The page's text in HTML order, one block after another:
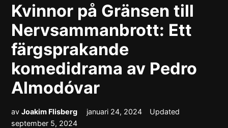
Kvinnor på Gränsen till
Nervsammanbrott: Ett
färgsprakande
komedidrama av Pedro
Almodóvar
av Joakim Flisberg januari 24, 2024
Updated
september 5, 2024